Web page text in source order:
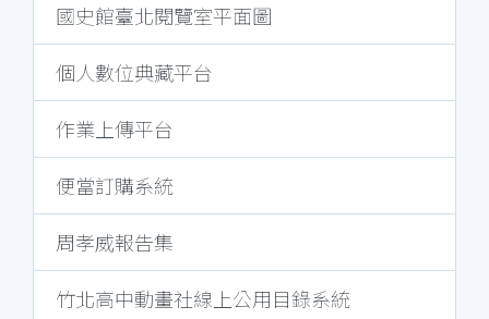
國史館臺北閱覽室平面圖
個人數位典藏平台
作業上傳平台
便當訂購系統
周孝威報告集
竹北高中動畫社線上公用目錄系統